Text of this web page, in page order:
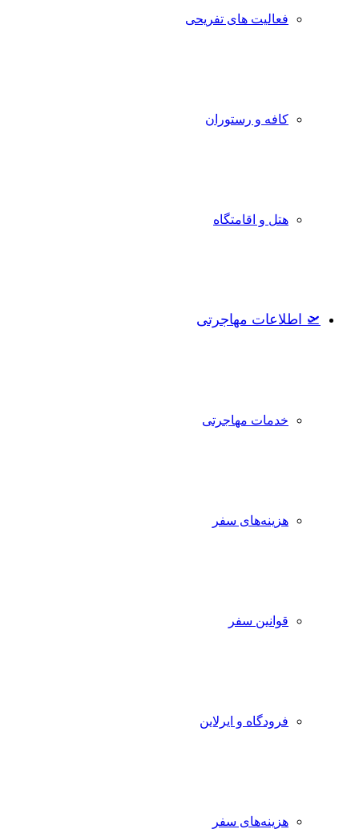
فعالیت های تفریحی
کافه و رستوران
هتل و اقامتگاه
🛫 اطلاعات مهاجرتی
خدمات مهاجرتی
هزینه‌های سفر
قوانین سفر
فرودگاه و ایرلاین
هزینه‌های سفر